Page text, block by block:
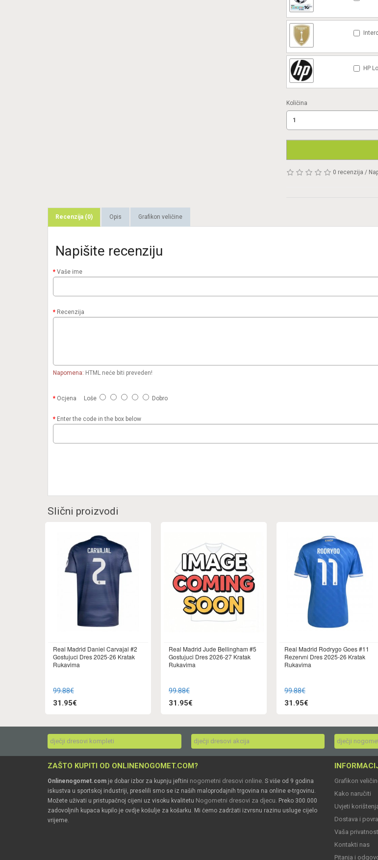
HP
Količina
0 recenzija /
Recenzija (0) Opis Grafikon veličine
Napišite recenziju
Vaše ime
Recenzija
Napomena: HTML neće biti preveden!
Ocjena Loše Dobro
Enter the code in the box below
Slični proizvodi
Real Madrid Daniel Carvajal #2
Gostujuci Dres 2025-26 Kratak
Rukavima
99.88€
31.95€
Real Madrid Jude Bellingham #5
Gostujuci Dres 2026-27 Kratak
Rukavima
99.88€
31.95€
Real Madrid Rodrygo Goes #11
Rezervni Dres 2025-26 Kratak
Rukavima
99.88€
31.95€
dječji dresovi kompleti dječji dresovi akcija dječji
ZAŠTO KUPITI OD ONLINENOGOMET.COM?
Onlinenogomet.com je dobar izbor za kupnju jeftini nogometni dresovi online. S više od 9 godina
iskustva u sportskoj industriji, preselili smo se iz naših maloprodajnih trgovina na online e-trgovinu.
Možete uživati u pristupačnoj cijeni uz visoku kvalitetu Nogometni dresovi za djecu. Preko 300.000
zadovoljnih kupaca kupilo je ovdje košulje za košarku. Mi ćemo zadržati izvrsnu razinu usluge cijelo
vrijeme.
Grafikon
Kako naručiti
Uvjeti
Dostava i
Vaša privatnost
Kontakti nas
Pitanja i